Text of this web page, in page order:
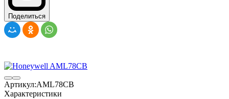
Поделиться
Артикул:AML78CB
Характеристики